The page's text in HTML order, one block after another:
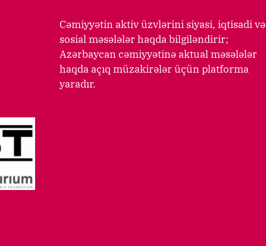
Cəmiyyətin aktiv üzvlərini siyasi, iqtisadi və
sosial məsələlər haqda bilgiləndirir;
Azərbaycan cəmiyyətinə aktual məsələlər
haqda açıq müzakirələr üçün platforma
yaradır.